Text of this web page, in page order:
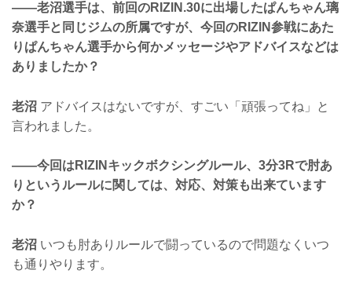
——老沼選手は、前回のRIZIN.30に出場したぱんちゃん璃
奈選手と同じジムの所属ですが、今回のRIZIN参戦にあた
りぱんちゃん選手から何かメッセージやアドバイスなどは
ありましたか？
老沼 アドバイスはないですが、すごい「頑張ってね」と
言われました。
——今回はRIZINキックボクシングルール、3分3Rで肘あ
りというルールに関しては、対応、対策も出来ています
か？
老沼 いつも肘ありルールで闘っているので問題なくいつ
も通りやります。